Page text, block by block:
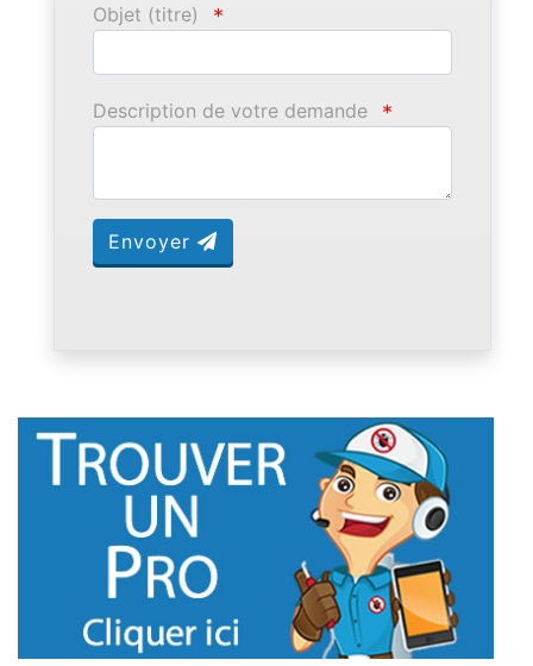
Objet (titre) *
Description de votre demande *
Envoyer